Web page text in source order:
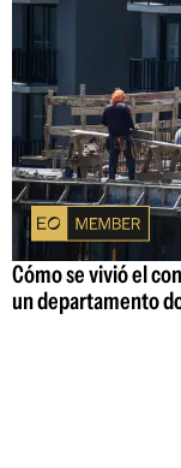
Cómo se vivió el
un departamento